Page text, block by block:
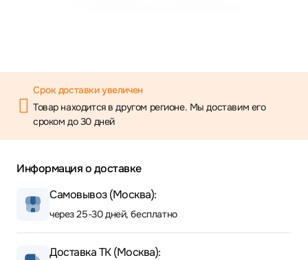
Срок доставки увеличен
Товар находится в другом регионе. Мы доставим его
сроком до 30 дней
Информация о доставке
Самовывоз (Москва):
через 25-30 дней, бесплатно
Доставка ТК (Москва):